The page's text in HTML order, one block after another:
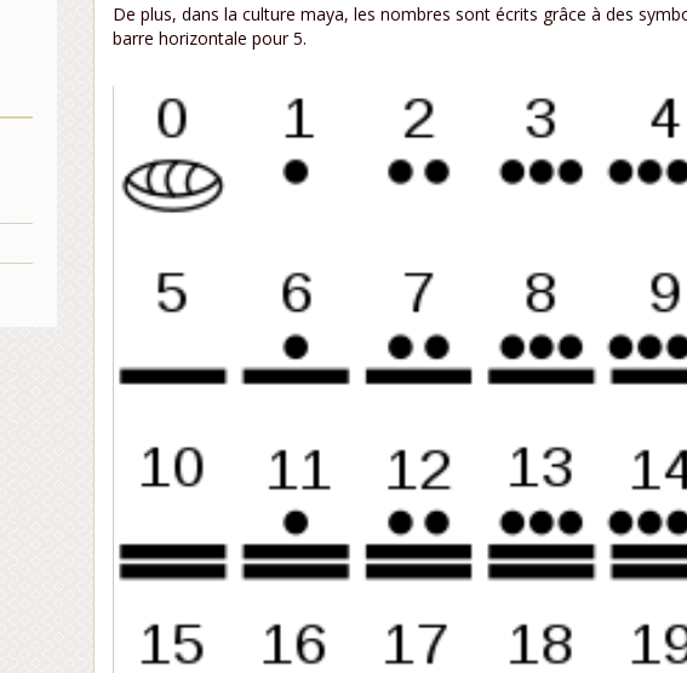
De plus, dans la culture maya, les nombres sont écrits grâce à des
barre horizontale pour 5.